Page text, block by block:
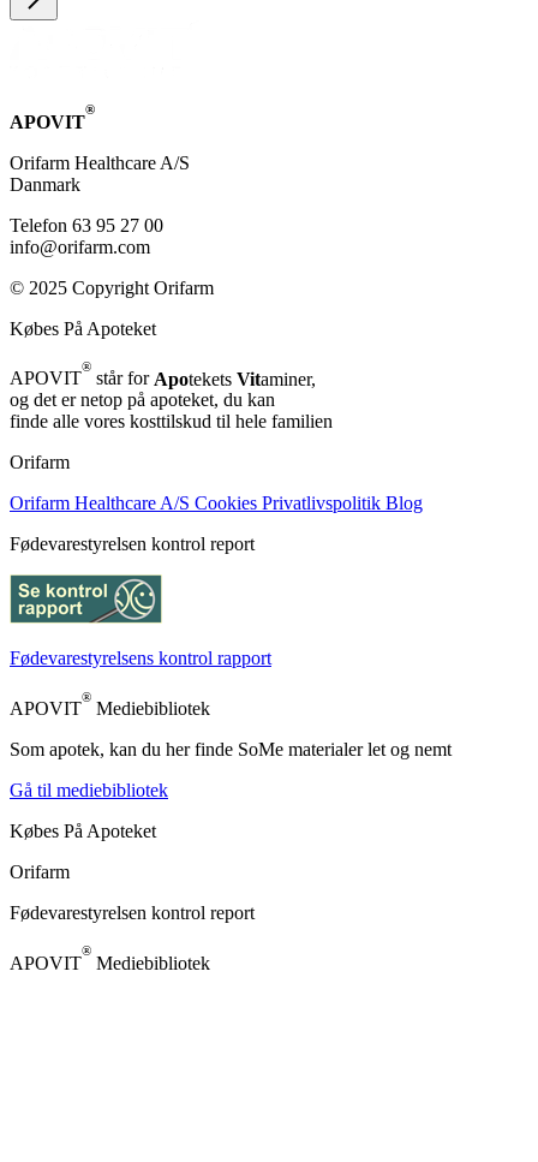
APOVIT
®
Orifarm Healthcare A/S
Danmark
Telefon 63 95 27 00
info@orifarm.com
© 2025 Copyright Orifarm
Købes På Apoteket
APOVIT
®
står for Apotekets Vitaminer,
og det er netop på apoteket, du kan
finde alle vores kosttilskud til hele familien
Orifarm
Orifarm Healthcare A/S Cookies Privatlivspolitik Blog
Fødevarestyrelsen kontrol report
Fødevarestyrelsens kontrol rapport
APOVIT
®
Mediebibliotek
Som apotek, kan du her finde SoMe materialer let og nemt
Gå til mediebibliotek
Købes På Apoteket
Orifarm
Fødevarestyrelsen kontrol report
APOVIT
®
Mediebibliotek